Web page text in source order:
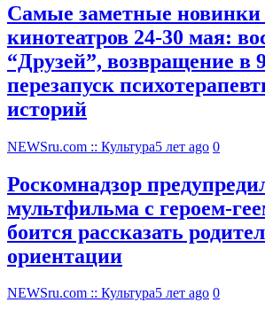
Самые заметные новинки
кинотеатров 24-30 мая:
“Друзей”, возвращение в
перезапуск
историй
NEWSru.com :: Культура5 лет ago 0
Роскомнадзор
мультфильма c героем-
боится рассказать
ориентации
NEWSru.com :: Культура5 лет ago 0